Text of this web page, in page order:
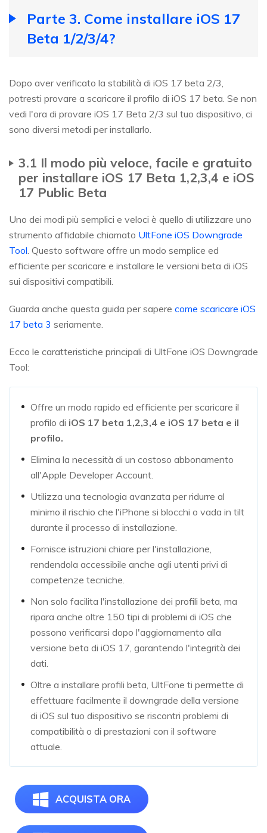
Parte 3. Come installare iOS 17
Beta 1/2/3/4?
Dopo aver verificato la stabilità di iOS 17 beta 2/3,
potresti provare a scaricare il profilo di iOS 17 beta. Se non
vedi l'ora di provare iOS 17 Beta 2/3 sul tuo dispositivo, ci
sono diversi metodi per installarlo.
3.1 Il modo più veloce, facile e gratuito
per installare iOS 17 Beta 1,2,3,4 e iOS
17 Public Beta
Uno dei modi più semplici e veloci è quello di utilizzare uno
strumento affidabile chiamato UltFone iOS Downgrade
Tool. Questo software offre un modo semplice ed
efficiente per scaricare e installare le versioni beta di iOS
sui dispositivi compatibili.
Guarda anche questa guida per sapere come scaricare iOS
17 beta 3 seriamente.
Ecco le caratteristiche principali di UltFone iOS Downgrade
Tool:
Offre un modo rapido ed efficiente per scaricare il
profilo di iOS 17 beta 1,2,3,4 e iOS 17 beta e il
profilo.
Elimina la necessità di un costoso abbonamento
all'Apple Developer Account.
Utilizza una tecnologia avanzata per ridurre al
minimo il rischio che l'iPhone si blocchi o vada in tilt
durante il processo di installazione.
Fornisce istruzioni chiare per l'installazione,
rendendola accessibile anche agli utenti privi di
competenze tecniche.
Non solo facilita l'installazione dei profili beta, ma
ripara anche oltre 150 tipi di problemi di iOS che
possono verificarsi dopo l'aggiornamento alla
versione beta di iOS 17, garantendo l'integrità dei
dati.
Oltre a installare profili beta, UltFone ti permette di
effettuare facilmente il downgrade della versione
di iOS sul tuo dispositivo se riscontri problemi di
compatibilità o di prestazioni con il software
attuale.
ACQUISTA ORA